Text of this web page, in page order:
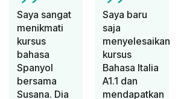
Saya sangat
menikmati
kursus
bahasa
Spanyol
bersama
Susana. Dia
Saya baru
saja
menyelesaikan
kursus
Bahasa Italia
A1.1 dan
mendapatkan